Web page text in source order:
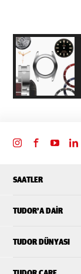
SAATLER
TUDOR’A DAIR
TUDOR DÜNYASI